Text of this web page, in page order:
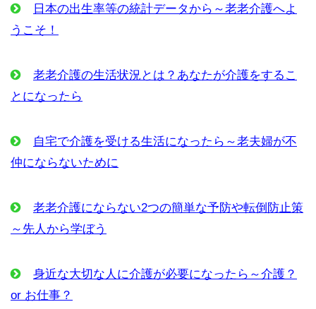
日本の出生率等の統計データから～老老介護へよ
うこそ！
老老介護の生活状況とは？あなたが介護をするこ
とになったら
自宅で介護を受ける生活になったら～老夫婦が不
仲にならないために
老老介護にならない2つの簡単な予防や転倒防止策
～先人から学ぼう
身近な大切な人に介護が必要になったら～介護？
or お仕事？